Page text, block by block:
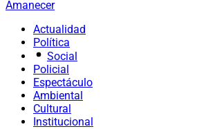
Amanecer
Actualidad
Política
Social
Policial
Espectáculo
Ambiental
Cultural
Institucional